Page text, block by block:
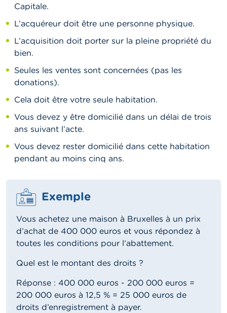
Capitale.
L’acquéreur doit être une personne physique.
L’acquisition doit porter sur la pleine propriété du
bien.
Seules les ventes sont concernées (pas les
donations).
Cela doit être votre seule habitation.
Vous devez y être domicilié dans un délai de trois
ans suivant l’acte.
Vous devez rester domicilié dans cette habitation
pendant au moins cinq ans.
Exemple
Vous achetez une maison à Bruxelles à un prix
d’achat de 400 000 euros et vous répondez à
toutes les conditions pour l’abattement.
Quel est le montant des droits ?
Réponse : 400 000 euros - 200 000 euros =
200 000 euros à 12,5 % = 25 000 euros de
droits d’enregistrement à payer.